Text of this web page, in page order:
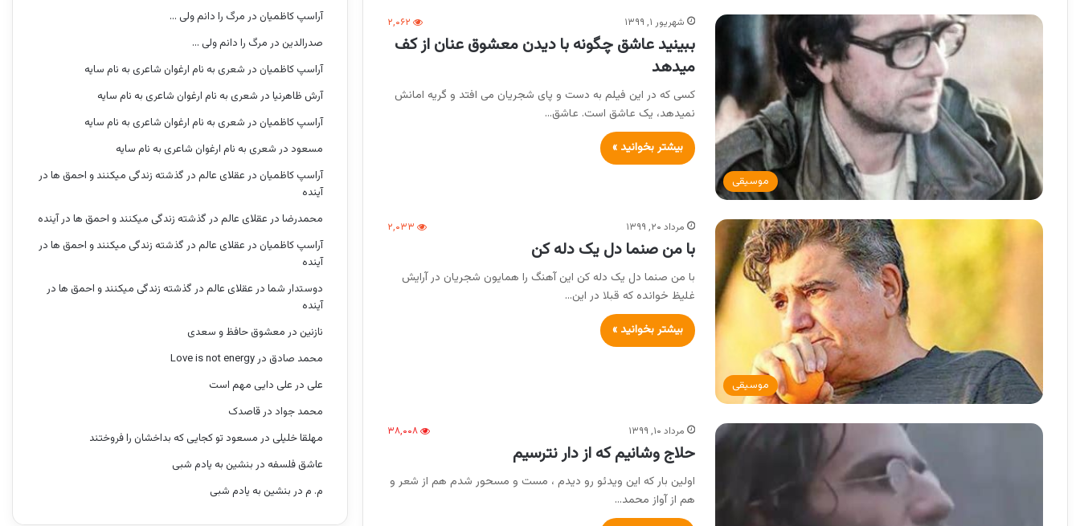
موسیقی
شهریور ۱, ۱۳۹۹ ۲,۰۶۲
ببینید عاشق چگونه با دیدن معشوق عنان از کف
میدهد
کسی که در این فیلم به دست و پای شجریان می افتد و گریه امانش
نمیدهد، یک عاشق است. عاشق…
بیشتر بخوانید »
موسیقی
مرداد ۲۰, ۱۳۹۹ ۲,۰۳۳
با من صنما دل یک دله کن
با من صنما دل یک دله کن این آهنگ را همایون شجریان در آرایش
غلیظ خوانده که قبلا در این…
بیشتر بخوانید »
مرداد ۱۰, ۱۳۹۹ ۳۸,۰۰۸
حلاج وشانیم که از دار نترسیم
اولین بار که این ویدئو رو دیدم ، مست و مسحور شدم هم از شعر و
هم از آواز محمد…
آراسپ کاظمیان در مرگ را دانم ولی …
صدرالدین در مرگ را دانم ولی …
آراسپ کاظمیان در شعری به نام ارغوان شاعری به نام سایه
آرش ظاهرنیا در شعری به نام ارغوان شاعری به نام سایه
آراسپ کاظمیان در شعری به نام ارغوان شاعری به نام سایه
مسعود در شعری به نام ارغوان شاعری به نام سایه
آراسپ کاظمیان در عقلای عالم در گذشته زندگی میکنند و احمق ها در
آینده
محمدرضا در عقلای عالم در گذشته زندگی میکنند و احمق ها در آینده
آراسپ کاظمیان در عقلای عالم در گذشته زندگی میکنند و احمق ها در
آینده
دوستدار شما در عقلای عالم در گذشته زندگی میکنند و احمق ها در
آینده
نازنین در معشوق حافظ و سعدی
محمد صادق درLove is not energy
علی در علی دایی مهم است
محمد جواد درقاصدک
مهلقا خلیلی در مسعود تو کجایی که بداخشان را فروختند
عاشق فلسفه در بنشین به یادم شبی
م. م در بنشین به یادم شبی